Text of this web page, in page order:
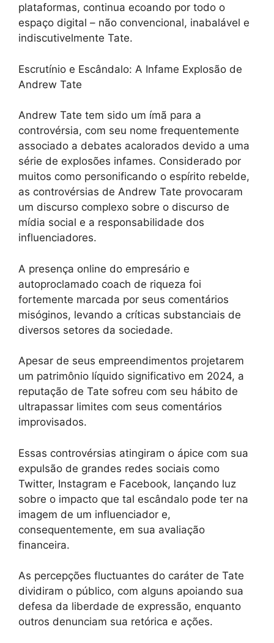
plataformas, continua ecoando por todo o
espaço digital – não convencional, inabalável e
indiscutivelmente Tate.
Escrutínio e Escândalo: A Infame Explosão de
Andrew Tate
Andrew Tate tem sido um ímã para a
controvérsia, com seu nome frequentemente
associado a debates acalorados devido a uma
série de explosões infames. Considerado por
muitos como personificando o espírito rebelde,
as controvérsias de Andrew Tate provocaram
um discurso complexo sobre o discurso de
mídia social e a responsabilidade dos
influenciadores.
A presença online do empresário e
autoproclamado coach de riqueza foi
fortemente marcada por seus comentários
misóginos, levando a críticas substanciais de
diversos setores da sociedade.
Apesar de seus empreendimentos projetarem
um patrimônio líquido significativo em 2024, a
reputação de Tate sofreu com seu hábito de
ultrapassar limites com seus comentários
improvisados.
Essas controvérsias atingiram o ápice com sua
expulsão de grandes redes sociais como
Twitter, Instagram e Facebook, lançando luz
sobre o impacto que tal escândalo pode ter na
imagem de um influenciador e,
consequentemente, em sua avaliação
financeira.
As percepções fluctuantes do caráter de Tate
dividiram o público, com alguns apoiando sua
defesa da liberdade de expressão, enquanto
outros denunciam sua retórica e ações.